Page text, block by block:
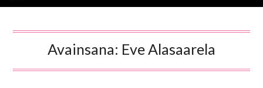
Avainsana: Eve Alasaarela